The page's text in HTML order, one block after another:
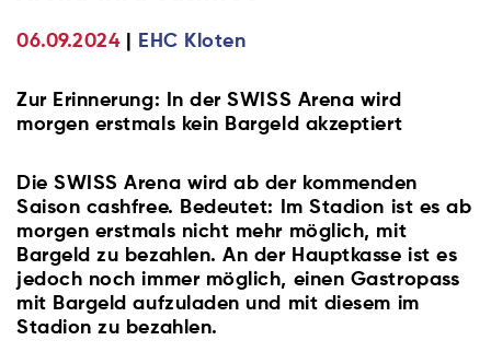
06.09.2024 EHC Kloten
Zur Erinnerung: In der SWISS Arena wird
morgen erstmals kein Bargeld akzeptiert
Die SWISS Arena wird ab der kommenden
Saison cashfree. Bedeutet: Im Stadion ist es ab
morgen erstmals nicht mehr möglich, mit
Bargeld zu bezahlen. An der Hauptkasse ist es
jedoch noch immer möglich, einen Gastropass
mit Bargeld aufzuladen und mit diesem im
Stadion zu bezahlen.